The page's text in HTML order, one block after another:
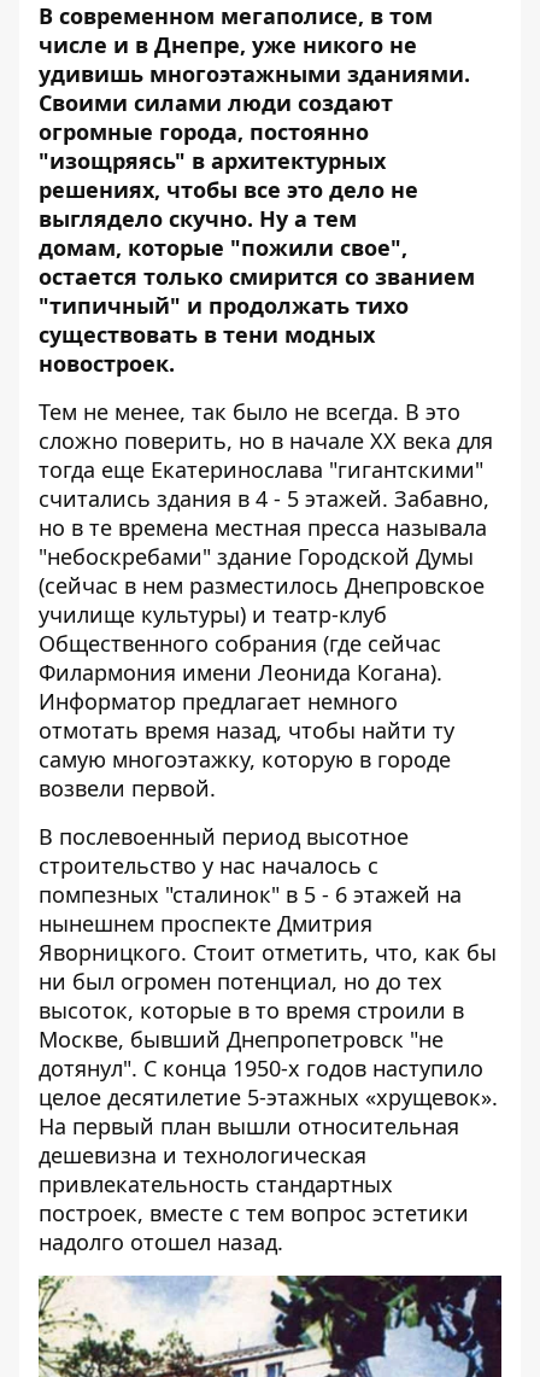
В современном мегаполисе, в том
числе и в Днепре, уже никого не
удивишь многоэтажными зданиями.
Своими силами люди создают
огромные города, постоянно
"изощряясь" в архитектурных
решениях, чтобы все это дело не
выглядело скучно. Ну а тем
домам, которые "пожили свое",
остается только смирится со званием
"типичный" и продолжать тихо
существовать в тени модных
новостроек.
Тем не менее, так было не всегда. В это
сложно поверить, но в начале XX века для
тогда еще Екатеринослава "гигантскими"
считались здания в 4 - 5 этажей. Забавно,
но в те времена местная пресса называла
"небоскребами" здание Городской Думы
(сейчас в нем разместилось Днепровское
училище культуры) и театр-клуб
Общественного собрания (где сейчас
Филармония имени Леонида Когана).
Информатор предлагает немного
отмотать время назад, чтобы найти ту
самую многоэтажку, которую в городе
возвели первой.
В послевоенный период высотное
строительство у нас началось с
помпезных "сталинок" в 5 - 6 этажей на
нынешнем проспекте Дмитрия
Яворницкого. Стоит отметить, что, как бы
ни был огромен потенциал, но до тех
высоток, которые в то время строили в
Москве, бывший Днепропетровск "не
дотянул". С конца 1950-х годов наступило
целое десятилетие 5-этажных «хрущевок».
На первый план вышли относительная
дешевизна и технологическая
привлекательность стандартных
построек, вместе с тем вопрос эстетики
надолго отошел назад.